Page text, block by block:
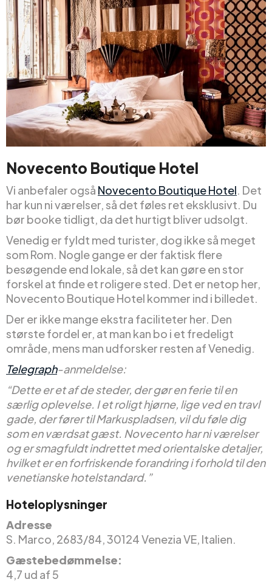
Novecento Boutique Hotel
Vi anbefaler også Novecento Boutique Hotel. Det
har kun ni værelser, så det føles ret eksklusivt. Du
bør booke tidligt, da det hurtigt bliver udsolgt.
Venedig er fyldt med turister, dog ikke så meget
som Rom. Nogle gange er der faktisk flere
besøgende end lokale, så det kan gøre en stor
forskel at finde et roligere sted. Det er netop her,
Novecento Boutique Hotel kommer ind i billedet.
Der er ikke mange ekstra faciliteter her. Den
største fordel er, at man kan bo i et fredeligt
område, mens man udforsker resten af Venedig.
Telegraph-anmeldelse:
“Dette er et af de steder, der gør en ferie til en
særlig oplevelse. I et roligt hjørne, lige ved en travl
gade, der fører til Markuspladsen, vil du føle dig
som en værdsat gæst. Novecento har ni værelser
og er smagfuldt indrettet med orientalske detaljer,
hvilket er en forfriskende forandring i forhold til den
venetianske hotelstandard.”
Hoteloplysninger
Adresse
S. Marco, 2683/84, 30124 Venezia VE, Italien.
Gæstebedømmelse:
4,7 ud af 5